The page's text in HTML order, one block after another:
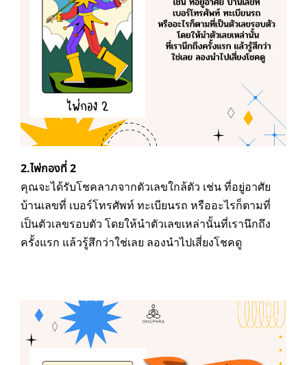
2.ไพ่กองที่ 2
คุณจะได้รับโชคลาภจากตัวเลขใกล้ตัว เช่น ที่อยู่อาศัย
บ้านเลขที่ เบอร์โทรศัพท์ ทะเบียนรถ หรืออะไรก็ตามที่
เป็นตัวเลขรอบตัว โดยให้นำตัวเลขเหล่านั้นที่เรานึกถึง
ครั้งแรก แล้วรู้สึกว่าใช่เลย ลองนำไปเสี่ยงโชคดู